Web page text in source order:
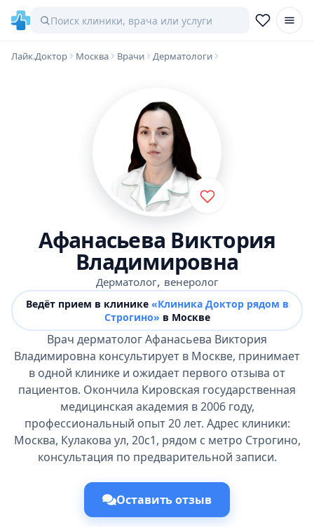
Лайк.Доктор Москва Врачи Дерматологи
Афанасьева Виктория
Владимировна
Дерматолог, венеролог
Ведёт прием в клинике «Клиника Доктор рядом в
Строгино» в Москве
Врач дерматолог Афанасьева Виктория
Владимировна консультирует в Москве, принимает
в одной клинике и ожидает первого отзыва от
пациентов. Окончила Кировская государственная
медицинская академия в 2006 году,
профессиональный опыт 20 лет. Адрес клиники:
Москва, Кулакова ул, 20с1, рядом с метро Строгино,
консультация по предварительной записи.
Оставить отзыв